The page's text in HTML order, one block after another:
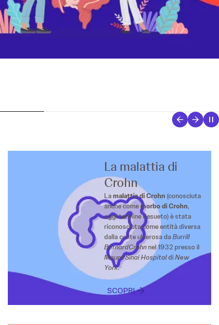
La malattia di
Crohn
Lamalattia di Crohn (conosciuta
anche comemorbo di Crohn,
oggi termine desueto) è stata
riconosciuta come entità diversa
dalla colite ulcerosa daBurrill
BernardCrohn nel 1932 presso il
Mount Sinai HospitaldiNew
York.
SCOPRI